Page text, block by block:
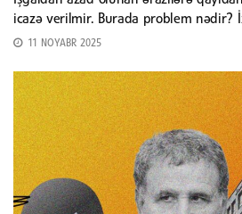
icazə verilmir. Burada problem nədir?
11 NOYABR 2025